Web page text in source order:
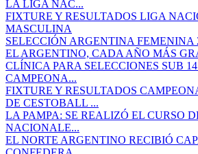
LA LIGA NAC...
FIXTURE Y RESULTADOS LIGA
MASCULINA
SELECCIÓN ARGENTINA FEMENINA
EL ARGENTINO, CADA AÑO MÁS
CLÍNICA PARA SELECCIONES SUB
CAMPEONA...
FIXTURE Y RESULTADOS
DE CESTOBALL ...
LA PAMPA: SE REALIZÓ EL CURSO
NACIONALE...
EL NORTE ARGENTINO RECIBIÓ